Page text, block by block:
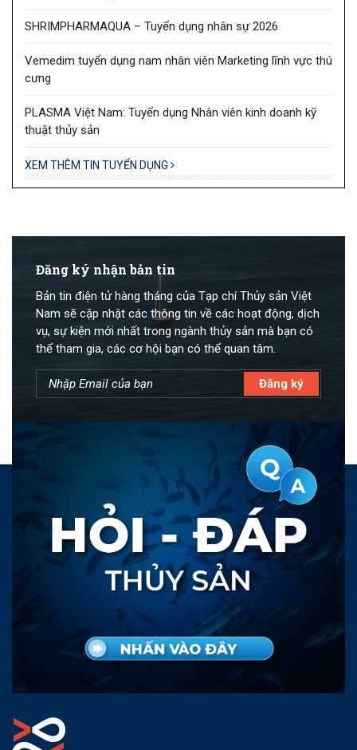
SHRIMPHARMAQUA – Tuyển dụng nhân sự 2026
Vemedim tuyển dụng nam nhân viên Marketing lĩnh vực thú
cưng
PLASMA Việt Nam: Tuyển dụng Nhân viên kinh doanh kỹ
thuật thủy sản
XEM THÊM TIN TUYỂN DỤNG
Đăng ký nhận bản tin
Bản tin điện tử hàng tháng của Tạp chí Thủy sản Việt
Nam sẽ cập nhật các thông tin về các hoạt động, dịch
vụ, sự kiện mới nhất trong ngành thủy sản mà bạn có
thể tham gia, các cơ hội bạn có thể quan tâm.